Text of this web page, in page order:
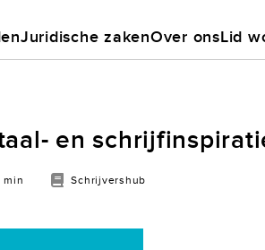
Juridische zakenOver onsLid
en
min Schrijvershub